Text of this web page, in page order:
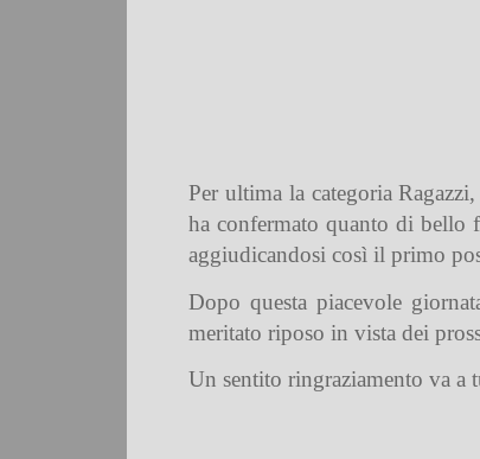
Per ultima la categoria
ha confermato quanto di bello
aggiudicandosi così il primo
Dopo questa piacevole
meritato riposo in vista dei
Un sentito ringraziamento va a